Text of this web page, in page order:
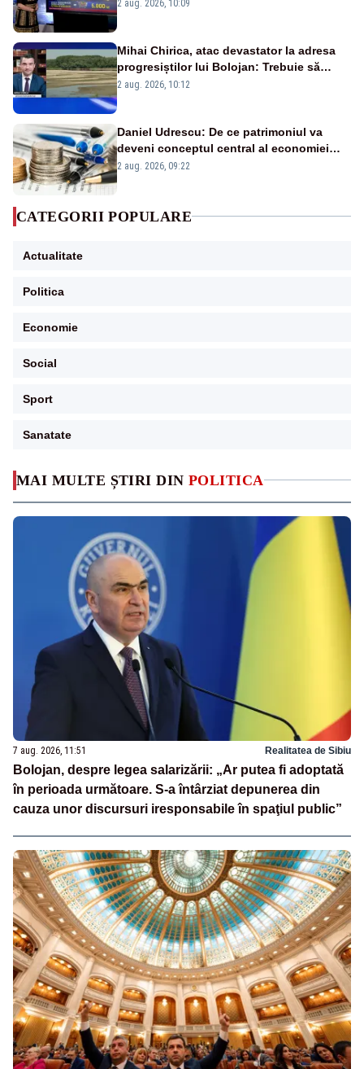
MAI MULTE ȘTIRI DIN POLITICA
7 aug. 2026, 11:51 Realitatea de Sibiu
Bolojan, despre legea salarizării: „Ar putea fi adoptată
în perioada următoare. S-a întârziat depunerea din
cauza unor discursuri iresponsabile în spaţiul public”
2 aug. 2026, 10:09
Mihai Chirica, atac devastator la adresa
progresiștilor lui Bolojan: Trebuie să
protejăm și natura, dar nu șținem omaneii
2 aug. 2026, 10:12
Daniel Udrescu: De ce patrimoniul va
deveni conceptul central al economiei
viitoare?
2 aug. 2026, 09:22
CATEGORII POPULARE
Actualitate
Politica
Economie
Social
Sport
Sanatate